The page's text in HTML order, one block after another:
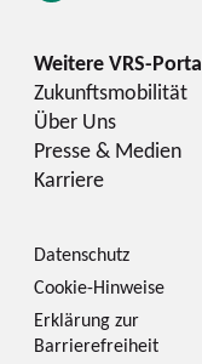
Zukunftsmobilität
Über Uns
Presse & Medien
Karriere
Datenschutz
Cookie-Hinweise
Erklärung zur
Barrierefreiheit